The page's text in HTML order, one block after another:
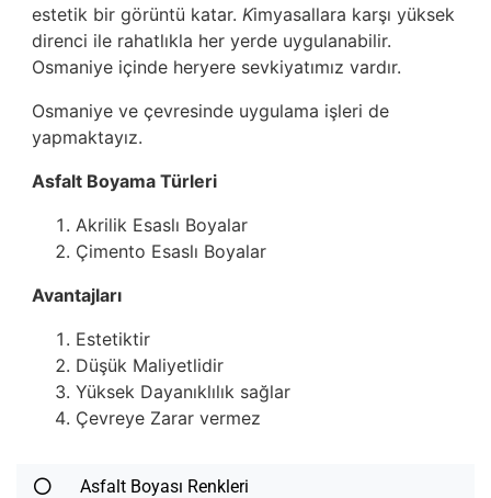
estetik bir görüntü katar. Kimyasallara karşı yüksek
direnci ile rahatlıkla her yerde uygulanabilir.
Osmaniye içinde heryere sevkiyatımız vardır.
Osmaniye ve çevresinde uygulama işleri de
yapmaktayız.
Asfalt Boyama Türleri
Akrilik Esaslı Boyalar
Çimento Esaslı Boyalar
Avantajları
Estetiktir
Düşük Maliyetlidir
Yüksek Dayanıklılık sağlar
Çevreye Zarar vermez
Asfalt Boyası Renkleri